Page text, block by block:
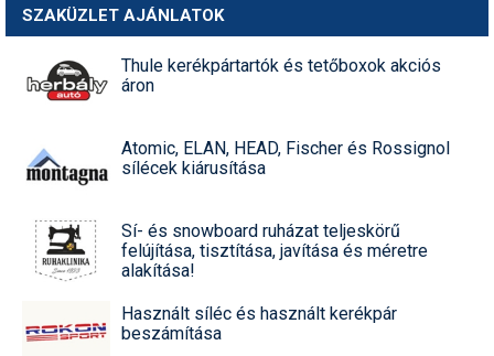
SZAKÜZLET AJÁNLATOK
Thule kerékpártartók és tetőboxok akciós
áron
Atomic, ELAN, HEAD, Fischer és Rossignol
sílécek kiárusítása
Sí- és snowboard ruházat teljeskörű
felújítása, tisztítása, javítása és méretre
alakítása!
Használt síléc és használt kerékpár
beszámítása